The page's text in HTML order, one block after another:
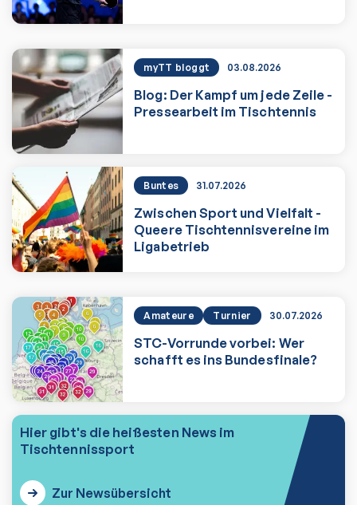
myTT bloggt 03.08.2026
Blog: Der Kampf um jede Zeile -
Pressearbeit im Tischtennis
Buntes 31.07.2026
Zwischen Sport und Vielfalt -
Queere Tischtennisvereine im
Ligabetrieb
Amateure Turnier 30.07.2026
STC-Vorrunde vorbei: Wer
schafft es ins Bundesfinale?
Hier gibt's die heißesten News im
Tischtennissport
Zur Newsübersicht